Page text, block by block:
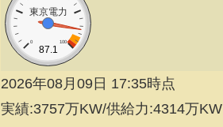
東京電力
0 100
87.1
2026年08月09日 17:35時点
実績:3757万KW/供給力:4314万KW